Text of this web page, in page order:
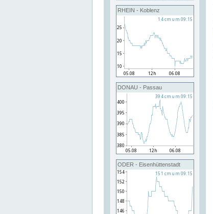
RHEIN - Koblenz
DONAU - Passau
ODER - Eisenhüttenstadt